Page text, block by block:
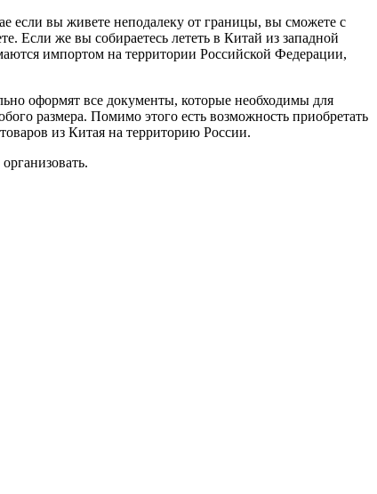
если вы живете неподалеку от границы, вы сможете с
Если же вы собираетесь лететь в Китай из западной
импортом на территории Российской Федерации,
оформят все документы, которые необходимы для
размера. Помимо этого есть возможность приобретать
из Китая на территорию России.